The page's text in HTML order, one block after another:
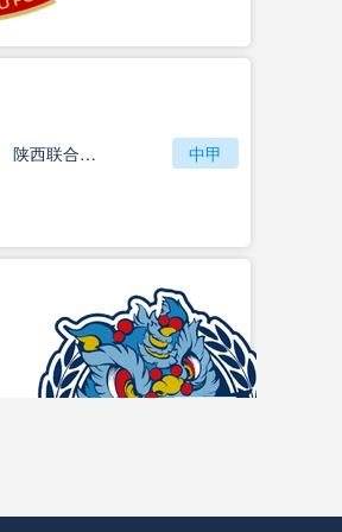
石家庄功夫 陕西联合月亮泊队 中甲